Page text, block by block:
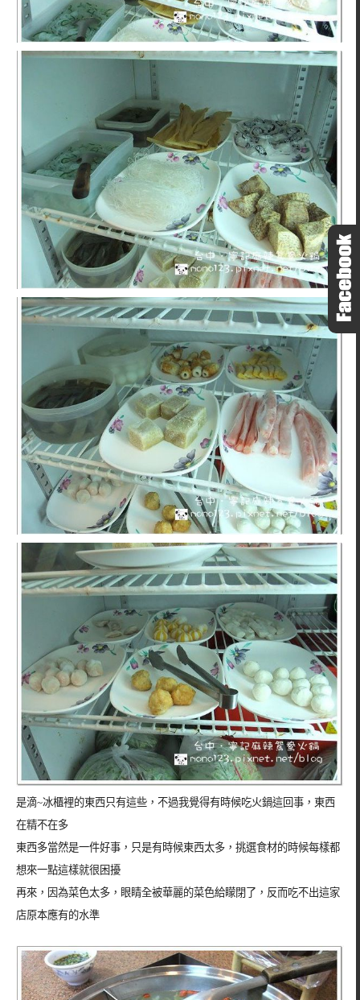
是滴~冰櫃裡的東西只有這些，不過我覺得有時候吃火鍋這回事，東西
在精不在多
東西多當然是一件好事，只是有時候東西太多，挑選食材的時候每樣都
想來一點這樣就很困擾
再來，因為菜色太多，眼睛全被華麗的菜色給矇閉了，反而吃不出這家
店原本應有的水準